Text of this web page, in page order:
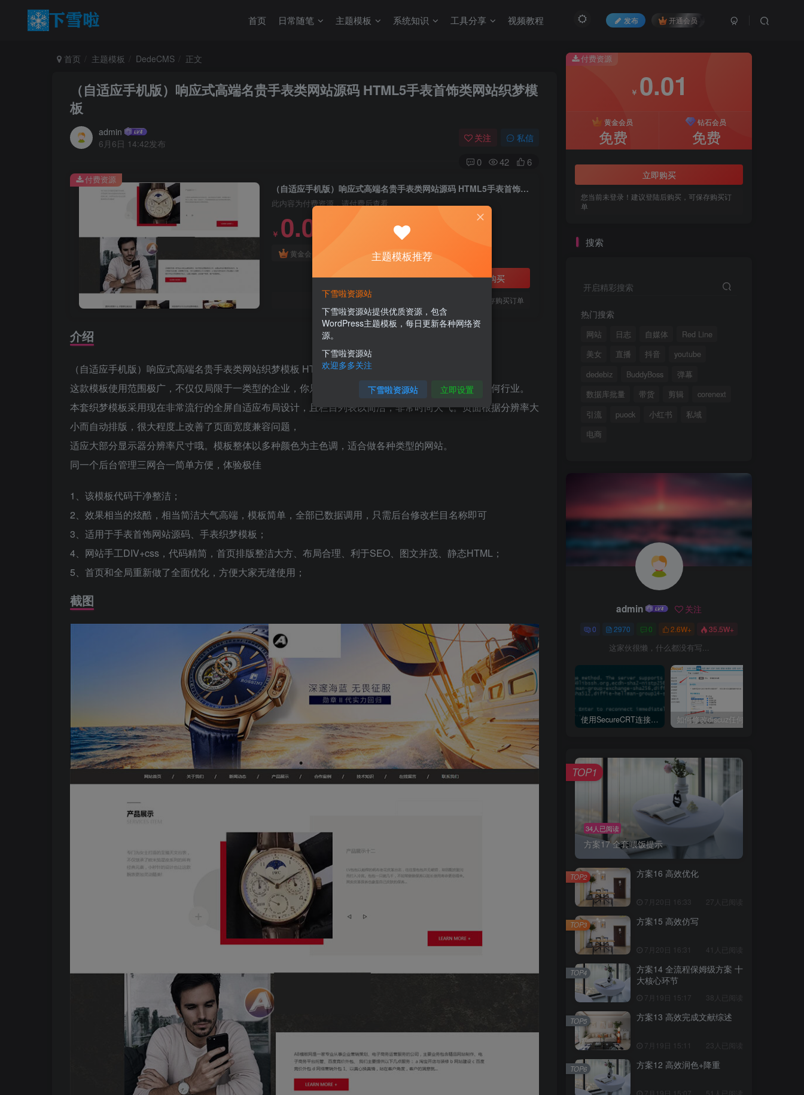
发布 开通会员
首页 日常随笔 主题模板 系统知识 工具分享 视频教程
首页 主题模板 DedeCMS 正文
（自适应手机版）响应式高端名贵手表类网站源码 HTML5手表首饰类网站织梦模
板
admin
6月6日 14:42发布
关注 私信
0 42 6
（自适应手机版）响应式高端名贵手表类网站源码 HTML5手表首饰类网站织梦模板
此内容为付费资源，请付费后查看
￥ 0.01
黄金会员 钻石会员免费
立即购买
您当前未登录！建议登陆后购买，可保存购买订单
付费资源
介绍
（自适应手机版）响应式高端名贵手表类网站织梦模板 HTML5手表首饰类网站源码下载
这款模板使用范围极广，不仅仅局限于一类型的企业，你只需要把图片和产品内容更换下，适用于任何行业。
本套织梦模板采用现在非常流行的全屏自适应布局设计，且栏目列表以简洁，非常时尚大气。页面根据分辨率大
小而自动排版，很大程度上改善了页面宽度兼容问题，
适应大部分显示器分辨率尺寸哦。模板整体以多种颜色为主色调，适合做各种类型的网站。
同一个后台管理三网合一简单方便，体验极佳
1、该模板代码干净整洁；
2、效果相当的炫酷，相当简洁大气高端，模板简单，全部已数据调用，只需后台修改栏目名称即可
3、适用于手表首饰网站源码、手表织梦模板；
4、网站手工DIV+css，代码精简，首页排版整洁大方、布局合理、利于SEO、图文并茂、静态HTML；
5、首页和全局重新做了全面优化，方便大家无缝使用；
截图
付费资源
￥ 0.01
黄金会员
免费
钻石会员
免费
立即购买
您当前未登录！建议登陆后购买，可保存购买订
单
搜索
开启精彩搜索
热门搜索
网站 日志 自媒体
Red Line
美女
直播 抖音
youtube
dedebiz
BuddyBoss
弹幕
数据库批量
带货 剪辑
corenext
引流
puock 小红书
私域
电商
admin 关注
0 2970 0 2.6W+ 35.5W+
这家伙很懒，什么都没有写...
使用SecureCRT连接Ubuntu20.04报错：Key exchange failed. No compatible key exchange method.
34人已阅读
方案17 全套喂饭提示
TOP1
方案16 高效优化
7月20日 16:33 27人已阅读
TOP2
方案15 高效仿写
7月20日 16:31 41人已阅读
TOP3
方案14 全流程保姆级方案 十
大核心环节
7月19日 15:17 38人已阅读
TOP4
方案13 高效完成文献综述
7月19日 15:11 23人已阅读
TOP5
方案12 高效润色+降重
TOP6
主题模板推荐
下雪啦资源站
下雪啦资源站提供优质资源，包含
WordPress主题模板，每日更新各种网络资
源。
下雪啦资源站
欢迎多多关注
下雪啦资源站 立即设置